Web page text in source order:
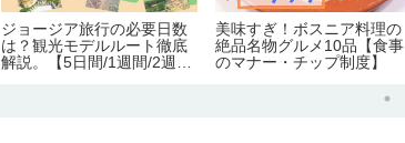
ジョージア旅行の必要日数
は？観光モデルルート徹底
解説。【5日間/1週間/2週
美味すぎ！ボスニア料理の
絶品名物グルメ10品【食事
のマナー・チップ制度】